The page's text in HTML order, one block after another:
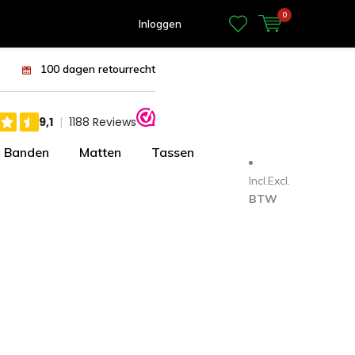
Inloggen
0
100 dagen retourrecht
Banden Matten Tassen
Incl.Excl.
BTW